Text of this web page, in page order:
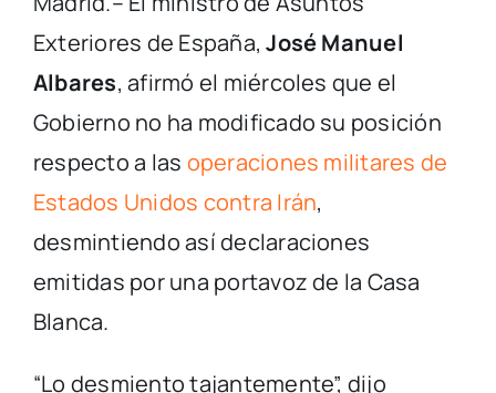
Exteriores de España,José Manuel
Albares, afirmó el miércoles que el
Gobierno no ha modificado su posición
respecto a las operaciones militares de
Estados Unidos contra Irán,
desmintiendo así declaraciones
emitidas por una portavoz de la Casa
Blanca.
“Lo desmiento tajantemente”, dijo